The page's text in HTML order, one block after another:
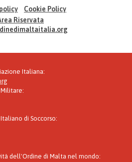
Cookie Policy
Riservata
Italiana:
di Soccorso:
dell'Ordine di Malta nel mondo: